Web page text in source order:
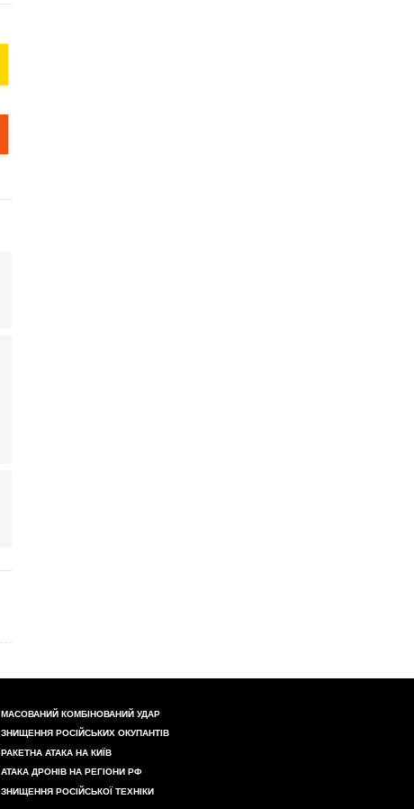
МАСОВАНИЙ КОМБІНОВАНИЙ УДАР
ЗНИЩЕННЯ РОСІЙСЬКИХ ОКУПАНТІВ
РАКЕТНА АТАКА НА КИЇВ
АТАКА ДРОНІВ НА РЕГІОНИ РФ
ЗНИЩЕННЯ РОСІЙСЬКОЇ ТЕХНІКИ